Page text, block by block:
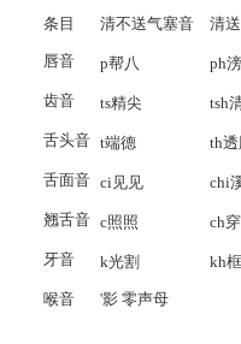
条目
清不送气塞音 清
唇音 p帮八 ph
齿音 ts精尖 tsh
舌头音 t端德 th
舌面音 ci见见 chi
翘舌音 c照照 ch
牙音 k光割 kh
喉音 '影 零声母